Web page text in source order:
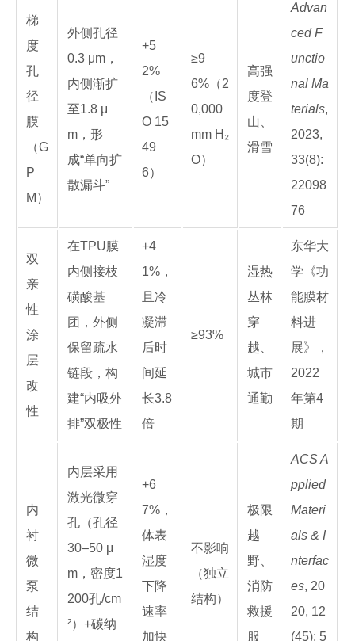
梯
度
孔
径
膜
（G
P
M）
外侧孔径
0.3 μm，
内侧渐扩
至1.8 μ
m，形
成“单向扩
散漏斗”
+5
2%
（IS
O 15
49
6）
≥9
6%（2
0,000
mm H₂
O）
高强
度登
山、
滑雪
Advan
ced F
unctio
nal Ma
terials,
2023,
33(8):
22098
76
双
亲
性
涂
层
改
性
在TPU膜
内侧接枝
磺酸基
团，外侧
保留疏水
链段，构
建“内吸外
排”双极性
+4
1%，
且冷
凝滞
后时
间延
长3.8
倍
≥93%
湿热
丛林
穿
越、
城市
通勤
东华大
学《功
能膜材
料进
展》，
2022
年第4
期
内
衬
微
泵
结
构
内层采用
激光微穿
孔（孔径
30–50 μ
m，密度1
200孔/cm
²）+碳纳
+6
7%，
体表
湿度
下降
速率
加快
不影响
（独立
结构）
极限
越
野、
消防
救援
服
ACS A
pplied
Materi
als & I
nterfac
es, 20
20, 12
(45): 5